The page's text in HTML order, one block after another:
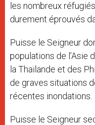
les nombreux
durement éprouvés
Puisse le Seigneur
populations de l’Asie
la Thaïlande et des
de graves situations
récentes inondations.
Puisse le Seigneur